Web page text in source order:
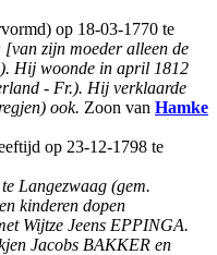
op 18-03-1770 te
zijn moeder alleen de
Hij woonde in april 1812
- Fr.). Hij verklaarde
ook. Zoon van Hamke
op 23-12-1798 te
Langezwaag (gem.
kinderen dopen
Wijtze Jeens EPPINGA.
Jacobs BAKKER en